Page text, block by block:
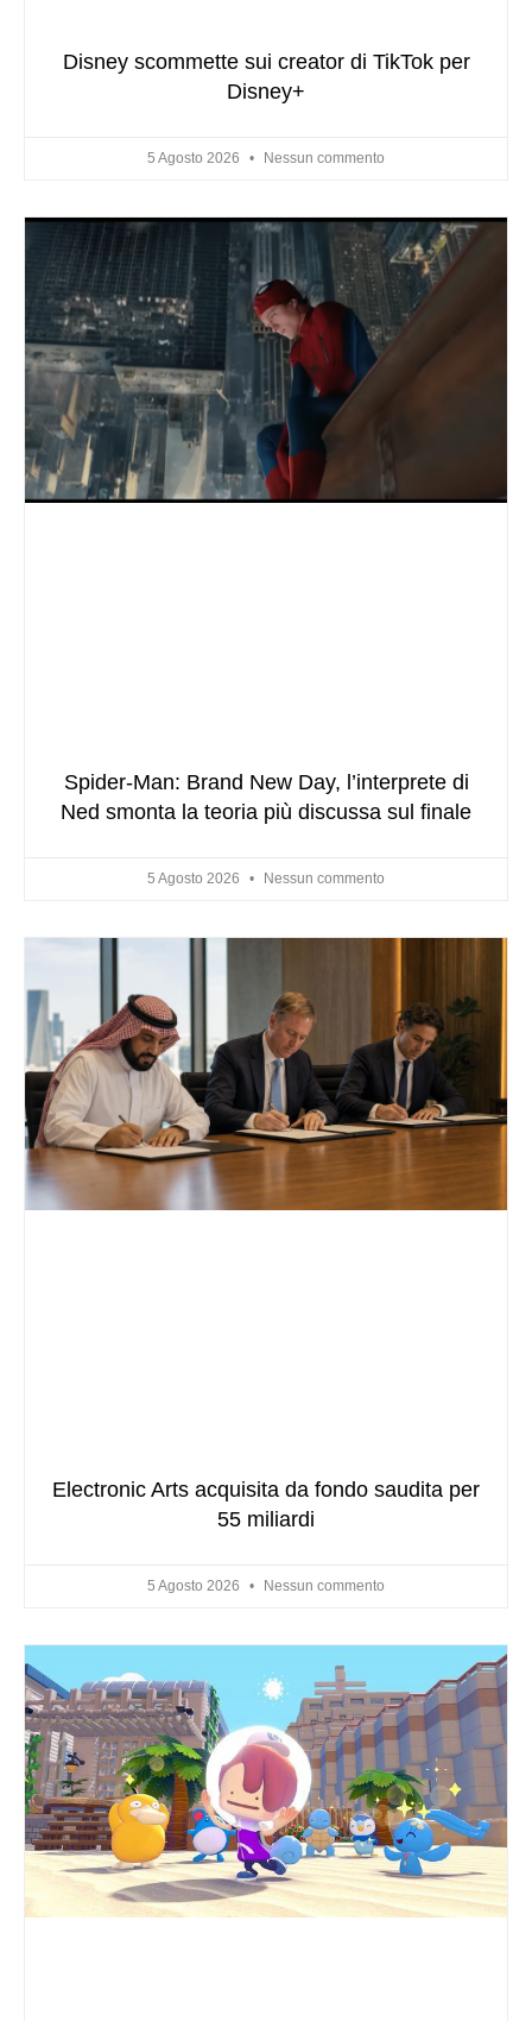
Disney scommette sui creator di TikTok per
Disney+
5 Agosto 2026 Nessun commento
Spider-Man: Brand New Day, l’interprete di
Ned smonta la teoria più discussa sul finale
5 Agosto 2026 Nessun commento
Electronic Arts acquisita da fondo saudita per
55 miliardi
5 Agosto 2026 Nessun commento